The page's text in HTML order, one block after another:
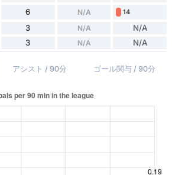
6 N/A 14
3 N/A N/A
3 N/A N/A
アシスト / 90分 ゴール関与 / 90分